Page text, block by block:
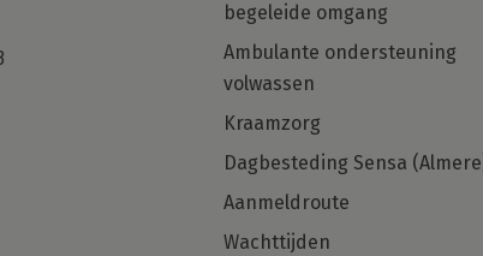
– Kraamverzorgende in
Amsterdam en omgeving
jij onze nieuwe collega voor de
met
Ben
begeleide omgang
Ambulante ondersteuning
volwassen
Kraamzorg
Dagbesteding Sensa
Aanmeldroute
Wachttijden